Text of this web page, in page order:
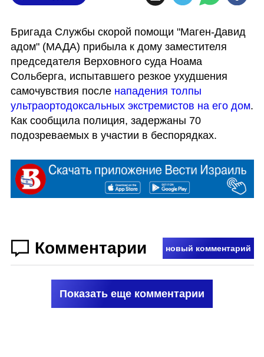
Бригада Службы скорой помощи "Маген-Давид
адом" (МАДА) прибыла к дому заместителя
председателя Верховного суда Ноама
Сольберга, испытавшего резкое ухудшения
самочувствия после нападения толпы
ультраортодоксальных экстремистов на его дом.
Как сообщила полиция, задержаны 70
подозреваемых в участии в беспорядках.
Комментарии новый комментарий
Показать еще комментарии